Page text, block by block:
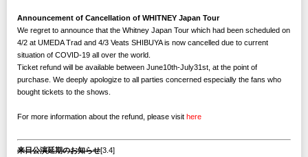
Announcement of Cancellation of WHITNEY Japan Tour
We regret to announce that the Whitney Japan Tour which had been scheduled on
4/2 at UMEDA Trad and 4/3 Veats SHIBUYA is now cancelled due to current
situation of COVID-19 all over the world.
Ticket refund will be available between June10th-July31st, at the point of
purchase. We deeply apologize to all parties concerned especially the fans who
bought tickets to the shows.
For more information about the refund, please visit here
来日公演延期のお知らせ[3.4]